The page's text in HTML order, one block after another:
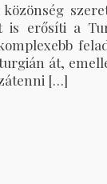
is erősíti a
át,
[…]